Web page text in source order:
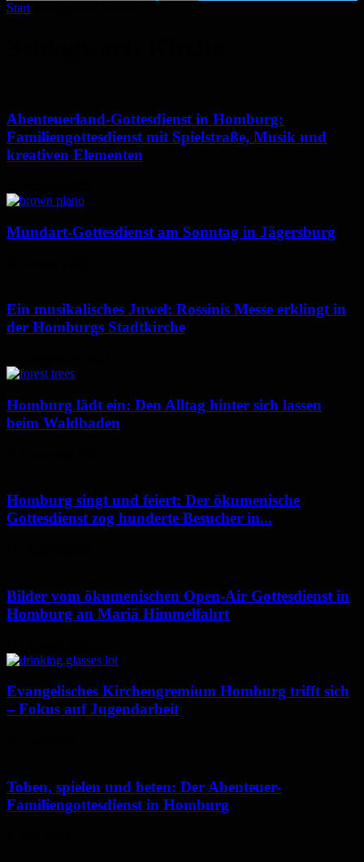
Start
Abenteuerland-Gottesdienst in Homburg:
Familiengottesdienst mit Spielstraße, Musik und
kreativen Elementen
Mundart-Gottesdienst am Sonntag in Jägersburg
Ein musikalisches Juwel: Rossinis Messe erklingt in
der Homburgs Stadtkirche
Homburg lädt ein: Den Alltag hinter sich lassen
beim Waldbaden
Homburg singt und feiert: Der ökumenische
Gottesdienst zog hunderte Besucher in...
Bilder vom ökumenischen Open-Air Gottesdienst in
Homburg an Mariä Himmelfahrt
Evangelisches Kirchengremium Homburg trifft sich
– Fokus auf Jugendarbeit
Toben, spielen und beten: Der Abenteuer-
Familiengottesdienst in Homburg